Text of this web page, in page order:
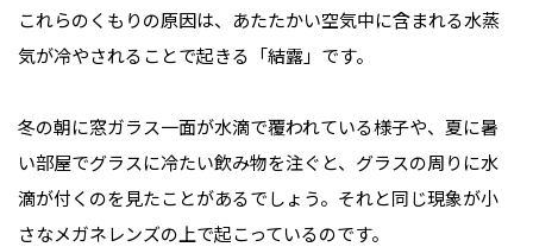
これらのくもりの原因は、あたたかい空気中に含まれる水蒸
気が冷やされることで起きる「結露」です。
冬の朝に窓ガラス一面が水滴で覆われている様子や、夏に暑
い部屋でグラスに冷たい飲み物を注ぐと、グラスの周りに水
滴が付くのを見たことがあるでしょう。それと同じ現象が小
さなメガネレンズの上で起こっているのです。